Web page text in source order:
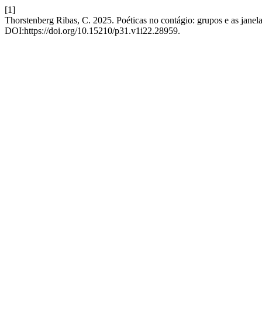
[1]
Thorstenberg Ribas, C. 2025. Poéticas no contágio: grupos e as
DOI:https://doi.org/10.15210/p31.v1i22.28959.